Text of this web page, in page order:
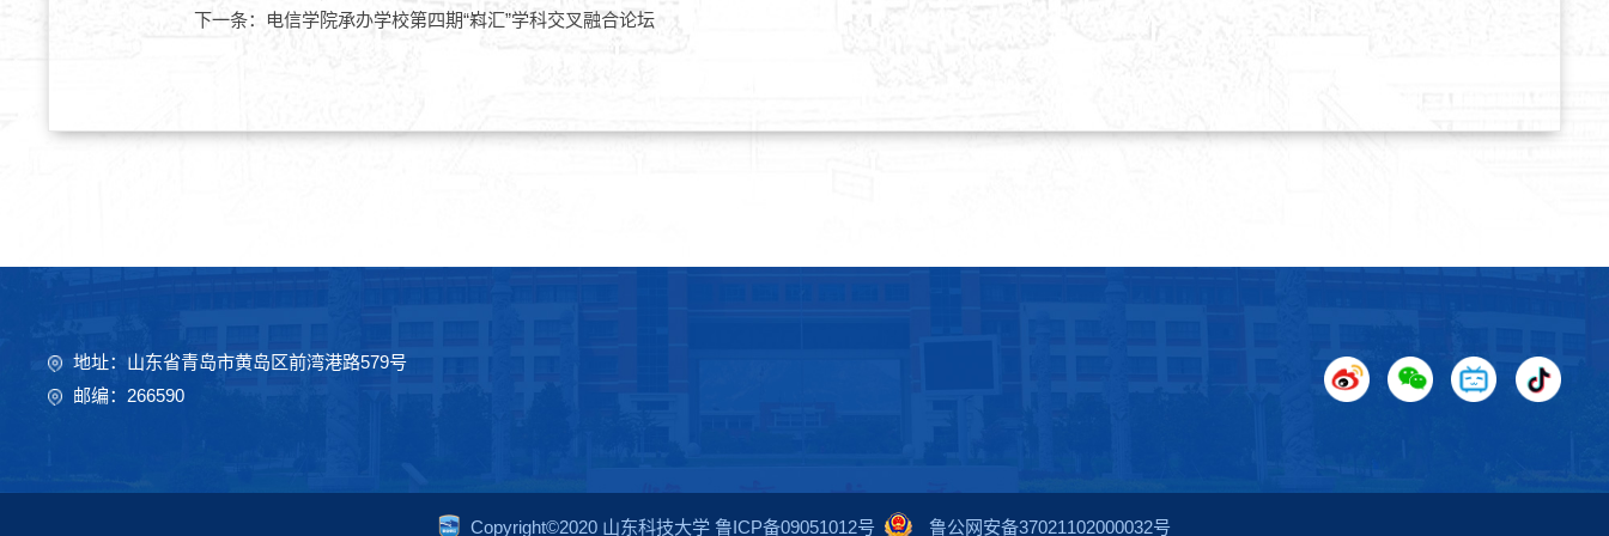
下一条：
电信学院承办学校第四期“嵙汇”学科交叉融合论坛
地址：山东省青岛市黄岛区前湾港路579号
邮编：266590
Copyright©2020 山东科技大学 鲁ICP备09051012号 鲁公网安备37021102000032号